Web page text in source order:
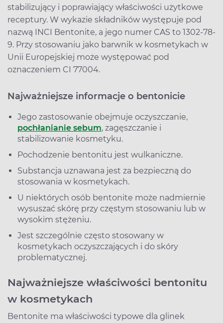
stabilizujący i poprawiający właściwości użytkowe
receptury. W wykazie składników występuje pod
nazwą INCI Bentonite, a jego numer CAS to 1302-78-
9. Przy stosowaniu jako barwnik w kosmetykach w
Unii Europejskiej może występować pod
oznaczeniem CI 77004.
Najważniejsze informacje o bentonicie
Jego zastosowanie obejmuje oczyszczanie,
pochłanianie sebum, zagęszczanie i
stabilizowanie kosmetyku.
Pochodzenie bentonitu jest wulkaniczne.
Substancja uznawana jest za bezpieczną do
stosowania w kosmetykach.
U niektórych osób bentonite może nadmiernie
wysuszać skórę przy częstym stosowaniu lub w
wysokim stężeniu.
Jest szczególnie często stosowany w
kosmetykach oczyszczających i do skóry
problematycznej.
Najważniejsze właściwości bentonitu
w kosmetykach
Bentonite ma właściwości typowe dla glinek